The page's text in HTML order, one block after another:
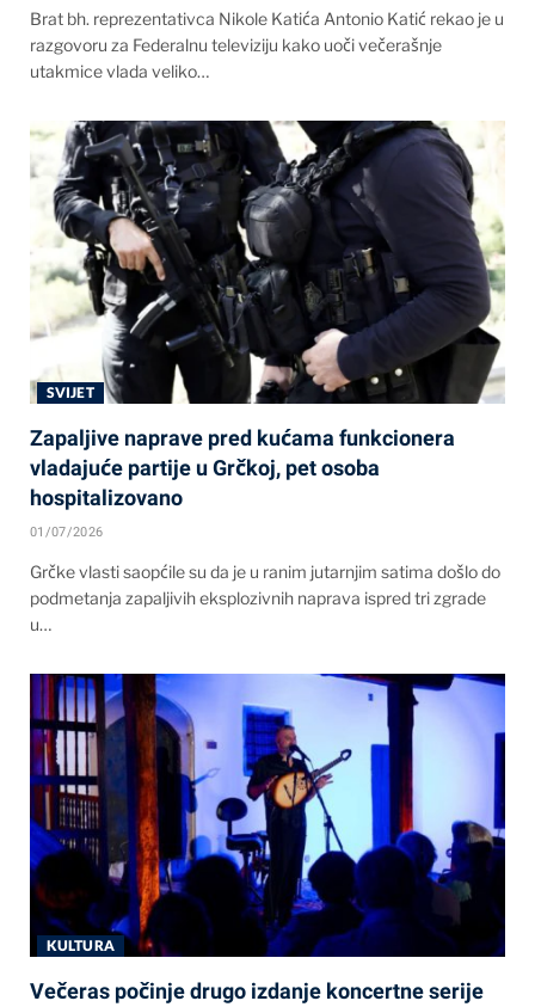
Brat bh. reprezentativca Nikole Katića Antonio Katić rekao je u
razgovoru za Federalnu televiziju kako uoči večerašnje
utakmice vlada veliko…
SVIJET
Zapaljive naprave pred kućama funkcionera
vladajuće partije u Grčkoj, pet osoba
hospitalizovano
01/07/2026
Grčke vlasti saopćile su da je u ranim jutarnjim satima došlo do
podmetanja zapaljivih eksplozivnih naprava ispred tri zgrade
u…
KULTURA
Večeras počinje drugo izdanje koncertne serije